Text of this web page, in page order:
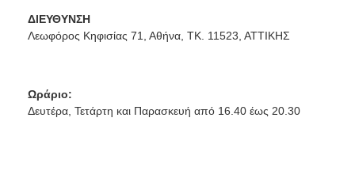
ΔΙΕΥΘΥΝΣΗ
Λεωφόρος Κηφισίας 71, Αθήνα, ΤΚ. 11523, ΑΤΤΙΚΗΣ
Ωράριο:
Δευτέρα, Τετάρτη και Παρασκευή από 16.40 έως 20.30